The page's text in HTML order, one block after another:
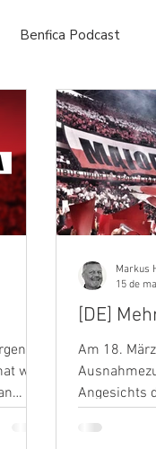
Benfica Podcast
Vencer, Vencer
O Brinco do
Cantinho Encarnado
Vox Pop Benfica
was
[DE]
Am 18.
Angesichts
Markus
15 de